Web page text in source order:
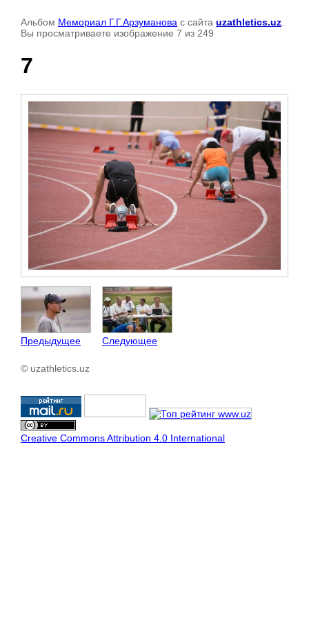
Альбом Мемориал Г.Г.Арзуманова с сайта uzathletics.uz
Вы просматриваете изображение 7 из 249
7
Предыдущее Следующее
© uzathletics.uz
Creative Commons Attribution 4.0 International